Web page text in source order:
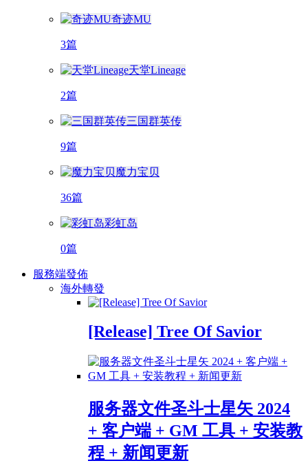
奇迹MU
3篇
天堂Lineage
2篇
三国群英传
9篇
魔力宝贝
36篇
彩虹岛
0篇
服務端發佈
海外轉發
[Release] Tree Of Savior
服务器文件圣斗士星矢 2024
+ 客户端 + GM 工具 + 安装教
程 + 新闻更新